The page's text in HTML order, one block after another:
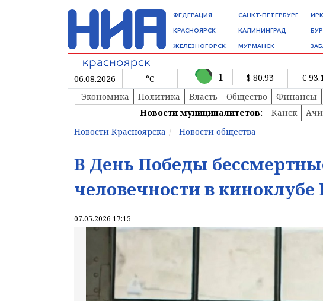
ФЕДЕРАЦИЯ
КРАСНОЯРСК
ЖЕЛЕЗНОГОРСК
САНКТ-ПЕТЕРБУРГ
КАЛИНИНГРАД
МУРМАНСК
06.08.2026 °C 1 $ 80.93 €
Экономика
Политика Власть Общество Финансы
Новости муниципалитетов:
Канск
Новости Красноярска
Новости общества
В День Победы
человечности в
07.05.2026 17:15